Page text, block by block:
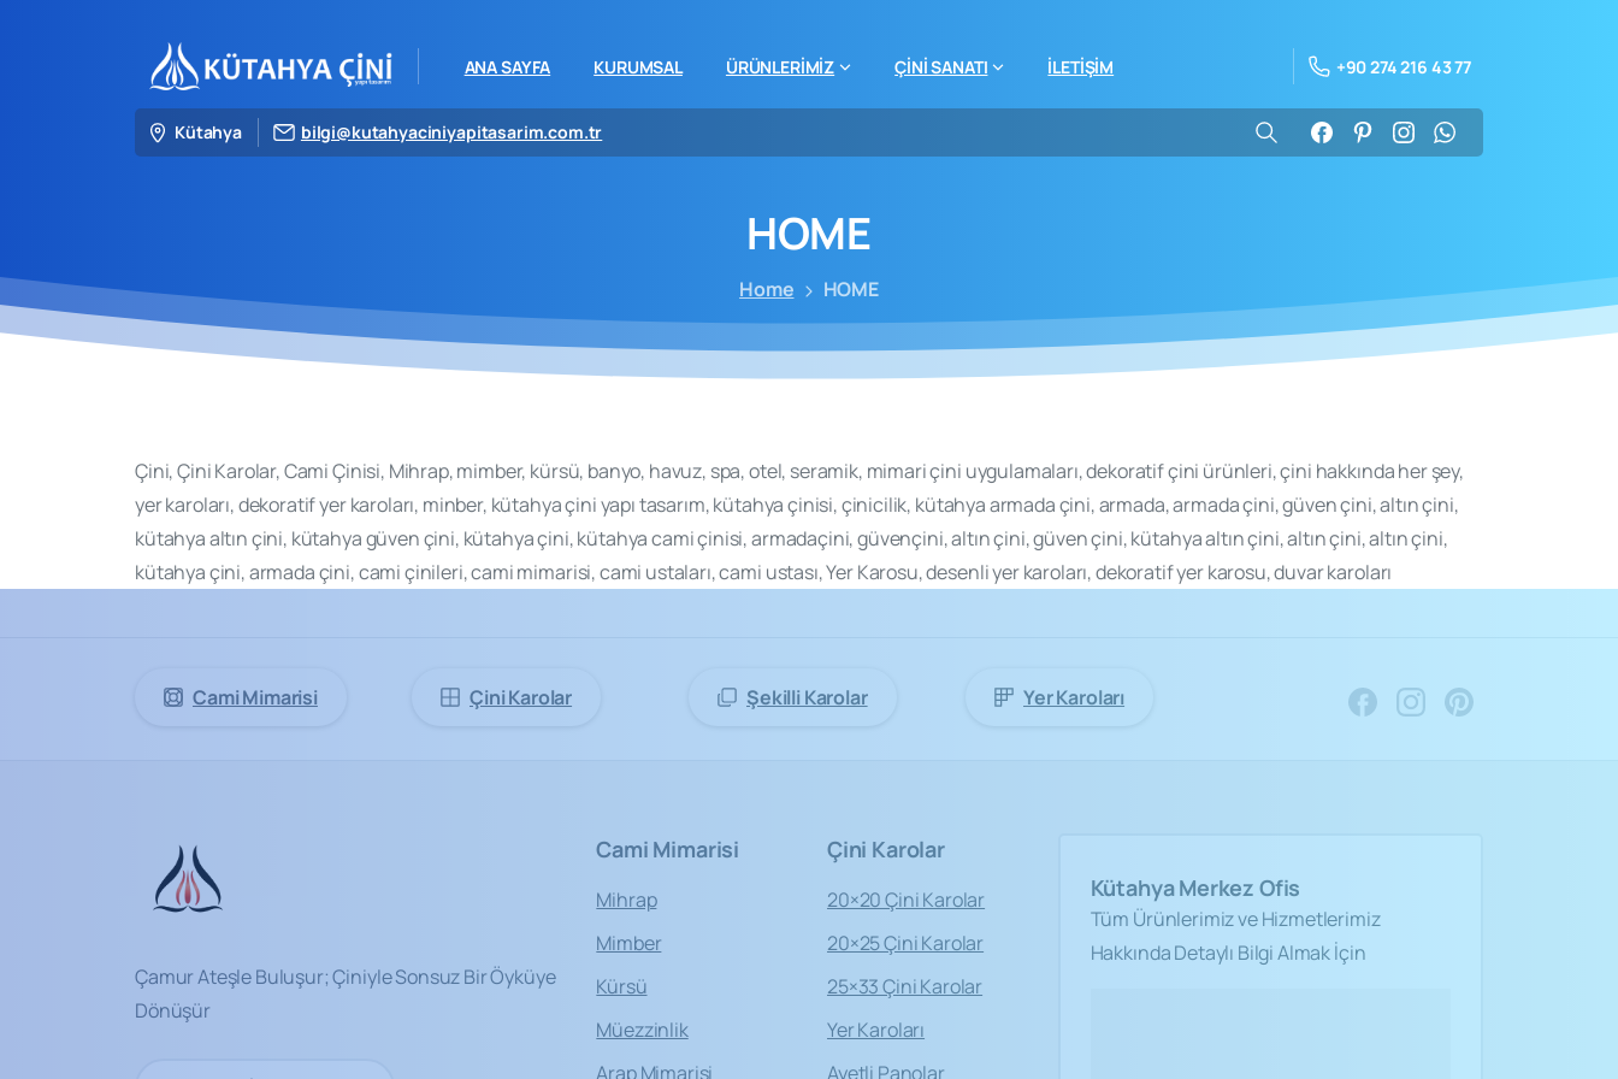
ANA SAYFA KURUMSAL ÜRÜNLERİMİZ ÇİNİ SANATI İLETİŞİM +90 274 216 43 77
Kütahya bilgi@kutahyaciniyapitasarim.com.tr
HOME
Home HOME
Çini, Çini Karolar, Cami Çinisi, Mihrap, mimber, kürsü, banyo, havuz, spa, otel, seramik, mimari çini uygulamaları, dekoratif çini ürünleri, çini hakkında her şey,
yer karoları, dekoratif yer karoları, minber, kütahya çini yapı tasarım, kütahya çinisi, çinicilik, kütahya armada çini, armada, armada çini, güven çini, altın çini,
kütahya altın çini, kütahya güven çini, kütahya çini, kütahya cami çinisi, armadaçini, güvençini, altın çini, güven çini, kütahya altın çini, altın çini, altın çini,
kütahya çini, armada çini, cami çinileri, cami mimarisi, cami ustaları, cami ustası, Yer Karosu, desenli yer karoları, dekoratif yer karosu, duvar karoları
Cami Mimarisi Çini Karolar Şekilli Karolar Yer Karoları
Çamur Ateşle Buluşur; Çiniyle Sonsuz Bir Öyküye
Dönüşür
Cami Mimarisi
Mihrap
Mimber
Kürsü
Müezzinlik
Arap Mimarisi
Çini Karolar
20×20 Çini Karolar
20×25 Çini Karolar
25×33 Çini Karolar
Yer Karoları
Ayetli Panolar
KütahyaMerkez Ofis
Tüm Ürünlerimiz ve Hizmetlerimiz
Hakkında Detaylı Bilgi Almak İçin